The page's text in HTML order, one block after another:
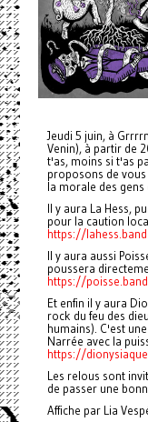
Jeudi 5 juin, à
Venin), à partir de
t'as, moins si t'as
proposons de
la morale des
Il y aura La Hess,
pour la caution
https://
Il y aura aussi
poussera
https://
Et enfin il y aura
rock du feu des
humains). C'est
Narrée avec la
https://
Les relous sont
de passer une
Affiche par Lia